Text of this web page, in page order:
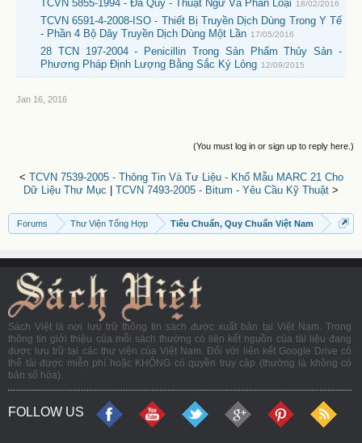
TCVN 5855-1994 - Đá Quý - Thuật Ngữ Và Phân Loại 18/02/2016
TCVN 6591-4-2008-ISO - Thiết Bị Truyền Dịch Dùng Trong Y Tế
- Phần 4 Bộ Dây Truyền Dịch Dùng Một Lần 17/05/2016
28 TCN 197-2004 - Penicillin Trong Sản Phẩm Thủy Sản -
Phương Pháp Định Lượng Bằng Sắc Ký Lỏng 12/09/2015
Jan 16, 2016
(You must log in or sign up to reply here.)
< TCVN 7539-2005 - Thông Tin Và Tư Liệu - Khổ Mẫu MARC 21 Cho
Dữ Liệu Thư Mục
TCVN 7493-2005 - Bitum - Yêu Cầu Kỹ Thuật >
Forums Thư Viện Tổng Hợp Tiêu Chuẩn, Quy Chuẩn Việt Nam
Sách Việt là nơi lưu trữ thông tin sách được xuất bản tại Việt Nam. Trong
thông tin giới thiệu của mỗi sách thường có liên kết nguồn của tài liệu đang
được lưu trữ tại các thư viện của Việt Nam. Đối với liên kết Google Drive có
thể tải được miễn phí hoặc KHÔNG có quyền truy cập (thường là không có
bản số hóa).
FOLLOW US